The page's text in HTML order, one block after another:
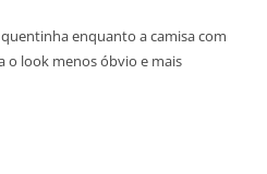
enquanto a camisa com
o look menos óbvio e mais